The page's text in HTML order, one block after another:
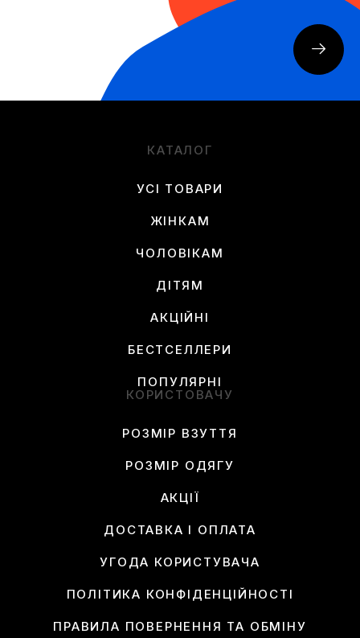
КАТАЛОГ
УСІ ТОВАРИ
ЖІНКАМ
ЧОЛОВІКАМ
ДІТЯМ
АКЦІЙНІ
БЕСТСЕЛЛЕРИ
ПОПУЛЯРНІ
КОРИСТОВАЧУ
РОЗМІР ВЗУТТЯ
РОЗМІР ОДЯГУ
АКЦІЇ
ДОСТАВКА І ОПЛАТА
УГОДА КОРИСТУВАЧА
ПОЛІТИКА КОНФІДЕНЦІЙНОСТІ
ПРАВИЛА ПОВЕРНЕННЯ ТА ОБМІНУ